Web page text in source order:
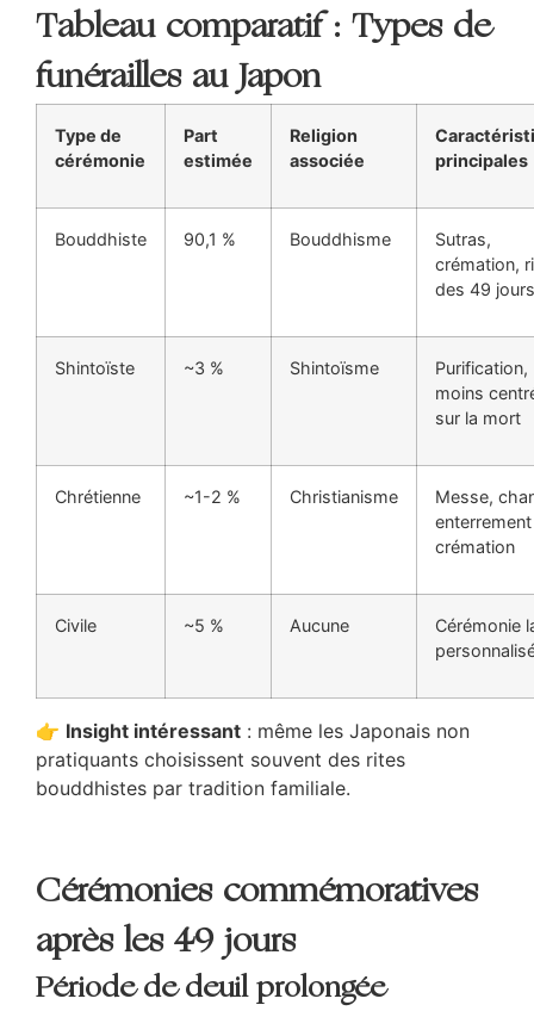
Tableau comparatif : Types de
funérailles au Japon
Type de
cérémonie
Part
estimée
Religion
associée
principales
Bouddhiste 90,1 % Bouddhisme
Sutras,
crémation,
des 49 jours
Shintoïste ~3 % Shintoïsme
Purification,
moins
sur la mort
Chrétienne ~1-2 % Christianisme
Messe,
crémation
Civile ~5 % Aucune
Cérémonie
👉 Insight intéressant : même les Japonais non
pratiquants choisissent souvent des rites
bouddhistes par tradition familiale.
Cérémonies commémoratives
après les 49 jours
Période de deuil prolongée